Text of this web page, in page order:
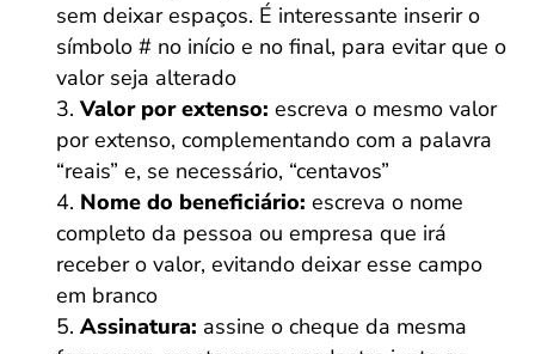
sem deixar espaços. É interessante inserir o
símbolo # no início e no final, para evitar que o
valor seja alterado
Valor por extenso: escreva o mesmo valor
por extenso, complementando com a palavra
“reais” e, se necessário, “centavos”
Nome do beneficiário: escreva o nome
completo da pessoa ou empresa que irá
receber o valor, evitando deixar esse campo
em branco
Assinatura: assine o cheque da mesma